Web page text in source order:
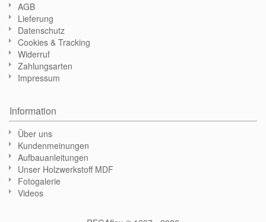
AGB
Lieferung
Datenschutz
Cookies & Tracking
Widerruf
Zahlungsarten
Impressum
Information
Über uns
Kundenmeinungen
Aufbauanleitungen
Unser Holzwerkstoff MDF
Fotogalerie
Videos